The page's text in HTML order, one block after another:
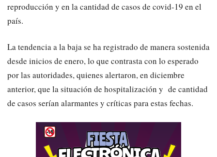
reproducción y en la cantidad de casos de covid-19 en el
país.
La tendencia a la baja se ha registrado de manera sostenida
desde inicios de enero, lo que contrasta con lo esperado
por las autoridades, quienes alertaron, en diciembre
anterior, que la situación de hospitalización y de cantidad
de casos serían alarmantes y críticas para estas fechas.